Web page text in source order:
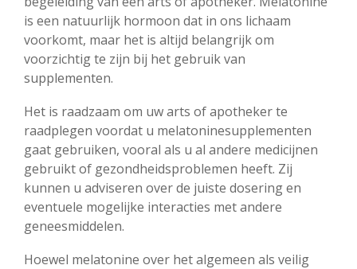
is een natuurlijk hormoon dat in ons lichaam
voorkomt, maar het is altijd belangrijk om
voorzichtig te zijn bij het gebruik van
supplementen.
Het is raadzaam om uw arts of apotheker te
raadplegen voordat u melatoninesupplementen
gaat gebruiken, vooral als u al andere medicijnen
gebruikt of gezondheidsproblemen heeft. Zij
kunnen u adviseren over de juiste dosering en
eventuele mogelijke interacties met andere
geneesmiddelen.
Hoewel melatonine over het algemeen als veilig